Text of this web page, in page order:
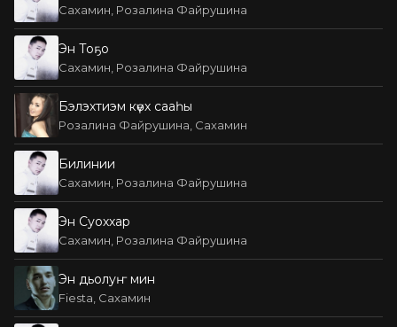
Сахамин, Розалина Файрушина
Эн Тоҕо
Сахамин, Розалина Файрушина
Бэлэхтиэм күөх сааһы
Розалина Файрушина, Сахамин
Билинии
Сахамин, Розалина Файрушина
Эн Суоххар
Сахамин, Розалина Файрушина
Эн дьолуҥ мин
Fiesta, Сахамин